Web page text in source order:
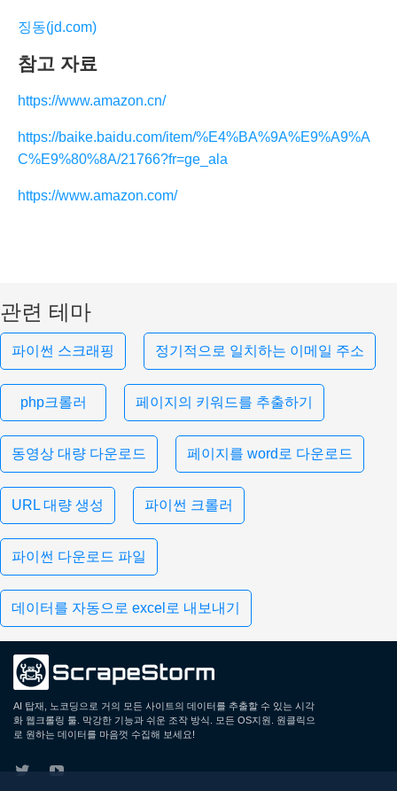
징동(jd.com)
참고 자료
https://www.amazon.cn/
https://baike.baidu.com/item/%E4%BA%9A%E9%A9%A
C%E9%80%8A/21766?fr=ge_ala
https://www.amazon.com/
관련 테마
파이썬 스크래핑 정기적으로 일치하는 이메일 주소
php크롤러 페이지의 키워드를 추출하기
동영상 대량 다운로드 페이지를 word로 다운로드
URL 대량 생성 파이썬 크롤러
파이썬 다운로드 파일
데이터를 자동으로 excel로 내보내기
AI 탑재, 노코딩으로 거의 모든 사이트의 데이터를 추출할 수 있는 시각
화 웹크롤링 툴. 막강한 기능과 쉬운 조작 방식. 모든 OS지원. 원클릭으
로 원하는 데이터를 마음껏 수집해 보세요!